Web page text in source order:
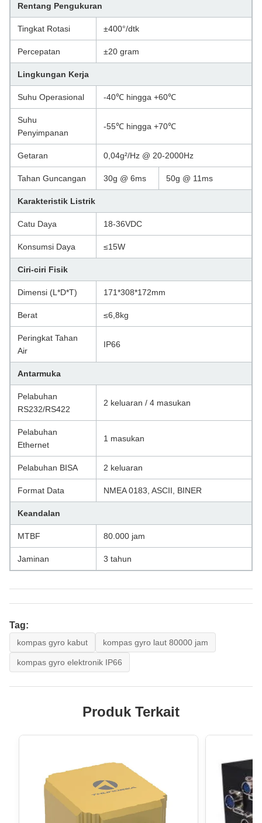
Rentang Pengukuran
Tingkat Rotasi ±400°/dtk
Percepatan ±20 gram
Lingkungan Kerja
Suhu Operasional -40℃ hingga +60℃
Suhu
Penyimpanan
-55℃ hingga +70℃
Getaran 0,04g²/Hz @ 20-2000Hz
Tahan Guncangan 30g @ 6ms 50g @ 11ms
Karakteristik Listrik
Catu Daya 18-36VDC
Konsumsi Daya ≤15W
Ciri-ciri Fisik
Dimensi (L*D*T) 171*308*172mm
Berat ≤6,8kg
Peringkat Tahan
Air
IP66
Antarmuka
Pelabuhan
RS232/RS422
2 keluaran / 4 masukan
Pelabuhan
Ethernet
1 masukan
Pelabuhan BISA 2 keluaran
Format Data NMEA 0183, ASCII, BINER
Keandalan
MTBF 80.000 jam
Jaminan 3 tahun
Tag:
kompas gyro kabut kompas gyro laut 80000 jam
kompas gyro elektronik IP66
Produk Terkait